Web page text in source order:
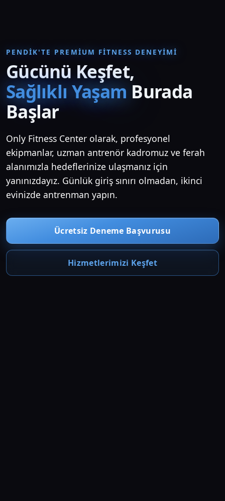
PENDIK'TE PREMIUM FITNESS DENEYIMI
Gücünü Keşfet,
Sağlıklı Yaşam Burada
Başlar
Only Fitness Center olarak, profesyonel
ekipmanlar, uzman antrenör kadromuz ve ferah
alanımızla hedeflerinize ulaşmanız için
yanınızdayız. Günlük giriş sınırı olmadan, ikinci
evinizde antrenman yapın.
Ücretsiz Deneme Başvurusu
Hizmetlerimizi Keşfet